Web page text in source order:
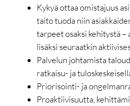
Kykyä ottaa omistajuus
taito tuoda niin
tarpeet osaksi kehitystä –
lisäksi seuraatkin
Palvelun johtamista
ratkaisu- ja
Priorisointi- ja
Proaktiivisuutta,